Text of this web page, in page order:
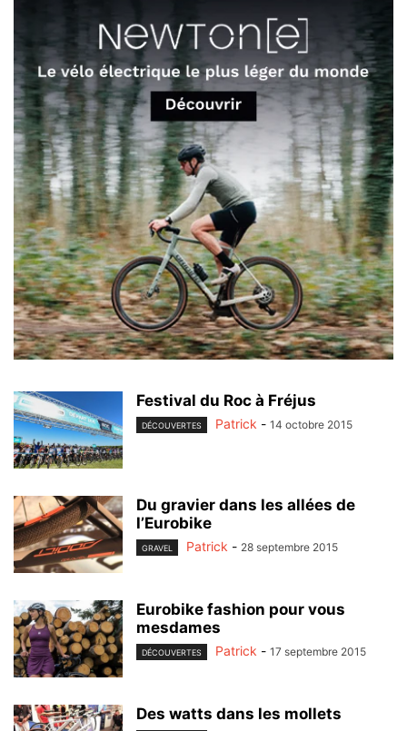
Festival du Roc à Fréjus
DÉCOUVERTES Patrick - 14 octobre 2015
Du gravier dans les allées de
l’Eurobike
GRAVEL Patrick - 28 septembre 2015
Eurobike fashion pour vous
mesdames
DÉCOUVERTES Patrick - 17 septembre 2015
Des watts dans les mollets